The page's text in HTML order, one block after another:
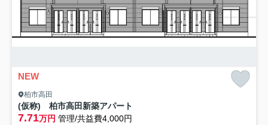
NEW
柏市高田
(仮称) 柏市高田新築アパート
7.71万円 管理/共益費4,000円